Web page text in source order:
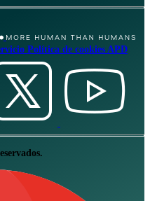
Política de cookies APD